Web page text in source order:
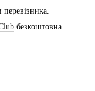
безкоштовна